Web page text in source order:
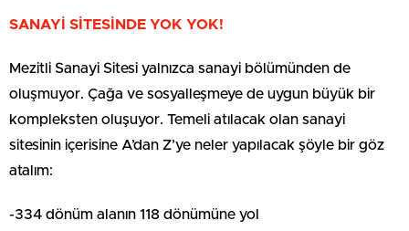
SANAYİ SİTESİNDE YOK YOK!
Mezitli Sanayi Sitesi yalnızca sanayi bölümünden de
oluşmuyor. Çağa ve sosyalleşmeye de uygun büyük bir
kompleksten oluşuyor. Temeli atılacak olan sanayi
sitesinin içerisine A’dan Z’ye neler yapılacak şöyle bir göz
atalım:
-334 dönüm alanın 118 dönümüne yol